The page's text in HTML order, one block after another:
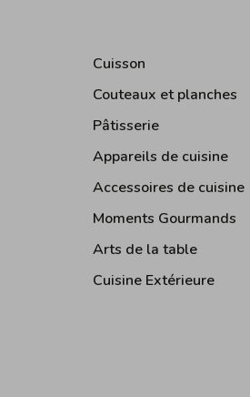
Cuisson
Couteaux et planches
Pâtisserie
Appareils de cuisine
Accessoires de cuisine
Moments Gourmands
Arts de la table
Cuisine Extérieure